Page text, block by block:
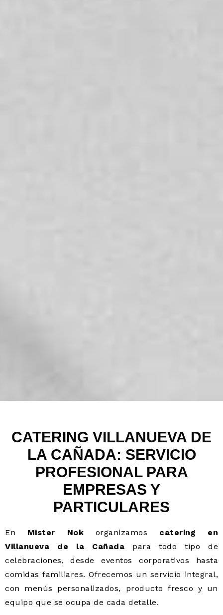
CATERING VILLANUEVA DE
LA CAÑADA: SERVICIO
PROFESIONAL PARA
EMPRESAS Y
PARTICULARES
En Mister Nok organizamos catering en
Villanueva de la Cañada para todo tipo de
celebraciones, desde eventos corporativos hasta
comidas familiares. Ofrecemos un servicio integral,
con menús personalizados, producto fresco y un
equipo que se ocupa de cada detalle.